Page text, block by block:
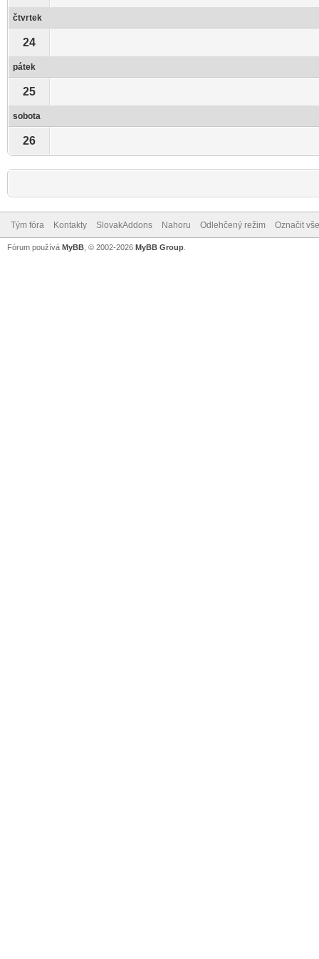
čtvrtek
24
pátek
25
sobota
26
Tým fóra Kontakty SlovakAddons Nahoru Odlehčený režim Označit
Fórum používá MyBB , © 2002-2026 MyBB Group